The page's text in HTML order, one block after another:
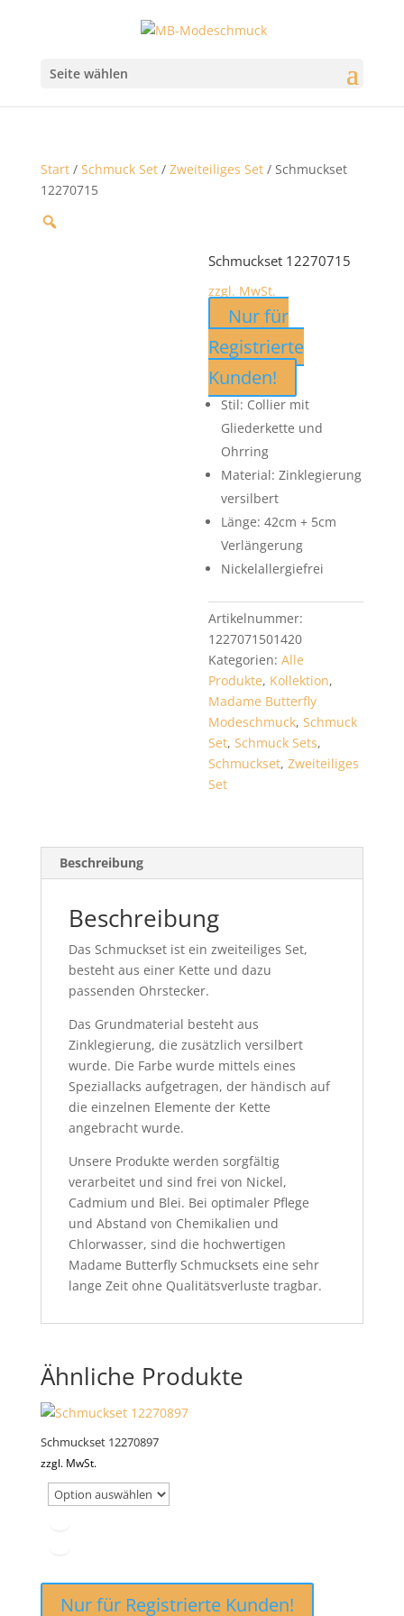
Seite wählen
Start/ Schmuck Set/ Zweiteiliges Set/ Schmuckset
12270715
Schmuckset 12270715
zzgl. MwSt.
Nur für
Registrierte
Kunden!
Stil: Collier mit
Gliederkette und
Ohrring
Material: Zinklegierung
versilbert
Länge: 42cm + 5cm
Verlängerung
Nickelallergiefrei
Artikelnummer:
1227071501420
Kategorien:Alle
Produkte, Kollektion,
Madame Butterfly
Modeschmuck,Schmuck
Set,Schmuck Sets,
Schmuckset,Zweiteiliges
Set
Beschreibung
Beschreibung
Das Schmuckset ist ein zweiteiliges Set,
besteht aus einer Kette und dazu
passenden Ohrstecker.
Das Grundmaterial besteht aus
Zinklegierung, die zusätzlich versilbert
wurde. Die Farbe wurde mittels eines
Speziallacks aufgetragen, der händisch auf
die einzelnen Elemente der Kette
angebracht wurde.
Unsere Produkte werden sorgfältig
verarbeitet und sind frei von Nickel,
Cadmium und Blei. Bei optimaler Pflege
und Abstand von Chemikalien und
Chlorwasser, sind die hochwertigen
Madame Butterfly Schmucksets eine sehr
lange Zeit ohne Qualitätsverluste tragbar.
Ähnliche Produkte
Schmuckset 12270897
zzgl. MwSt.
Nur für Registrierte Kunden!